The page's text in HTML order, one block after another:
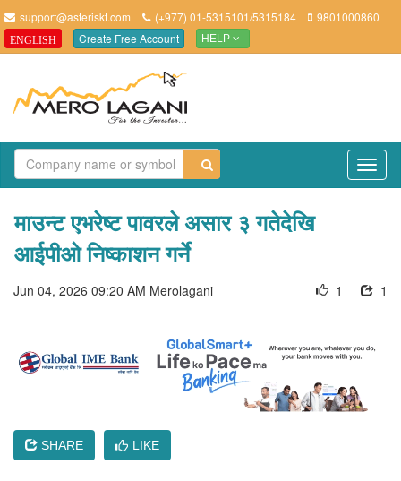
support@asteriskt.com (+977) 01-5315101/5315184 9801000860
ENGLISH Create Free Account HELP
माउन्ट एभरेष्ट पावरले असार ३ गतेदेखि
आईपीओ निष्काशन गर्ने
Jun 04, 2026 09:20 AM Merolagani 1
1
SHARE LIKE